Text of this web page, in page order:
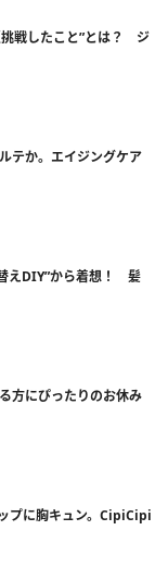
挑戦したこと”とは？ ジ
テか。エイジングケア
えDIY”から着想！ 髪
方にぴったりのお休み
プに胸キュン。CipiCipi